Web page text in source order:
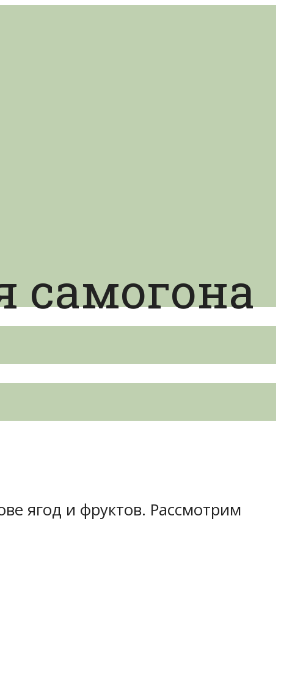
самогона
ягод и фруктов. Рассмотрим